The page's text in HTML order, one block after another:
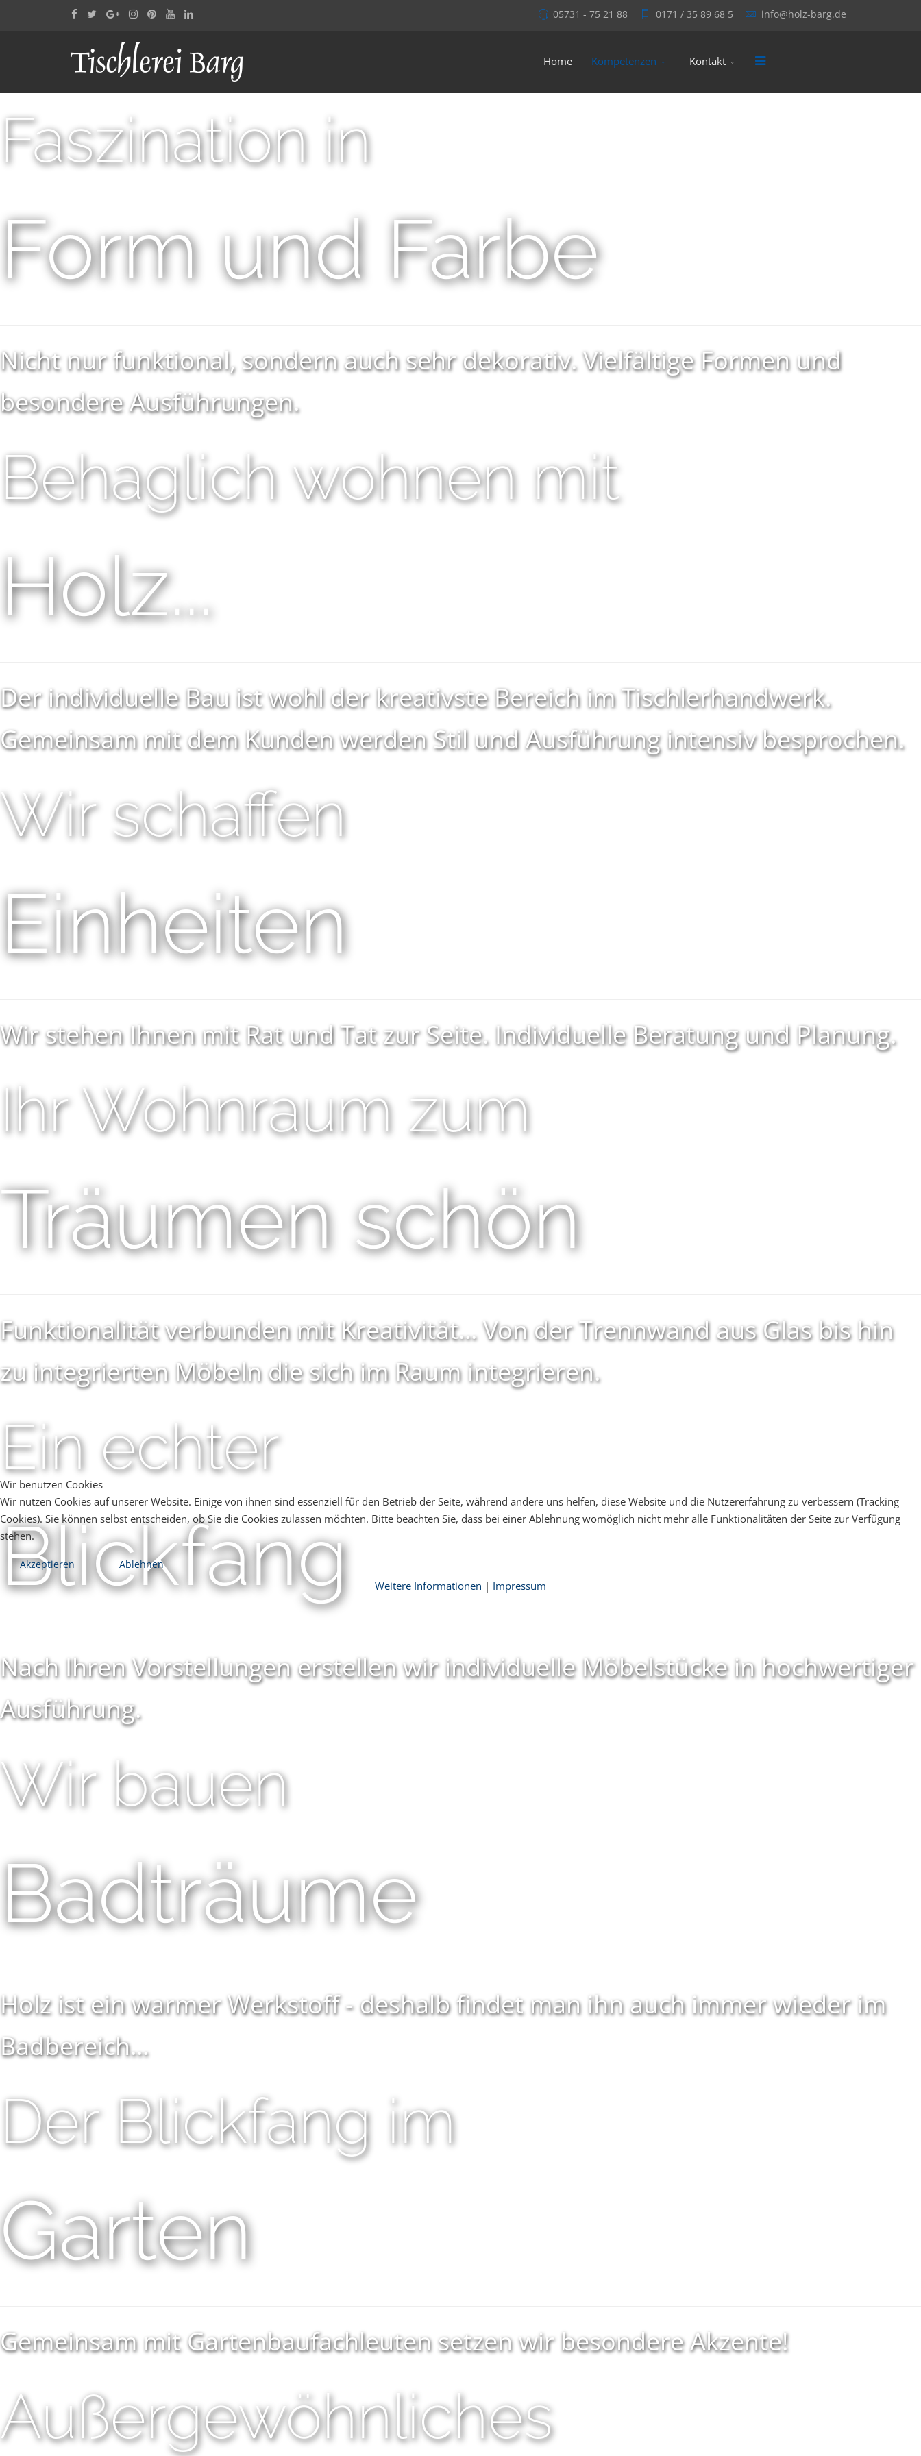
05731 - 75 21 88 0171 / 35 89 68 5 info@holz-barg.de
Home Kompetenzen Kontakt
Faszination in
Form und Farbe
Nicht nur funktional, sondern auch sehr dekorativ. Vielfältige Formen und
besondere Ausführungen.
Behaglich wohnen mit
Holz...
Der individuelle Bau ist wohl der kreativste Bereich im Tischlerhandwerk.
Gemeinsam mit dem Kunden werden Stil und Ausführung intensiv besprochen.
Wir schaffen
Einheiten
Wir stehen Ihnen mit Rat und Tat zur Seite. Individuelle Beratung und Planung.
Ihr Wohnraum zum
Träumen schön
Funktionalität verbunden mit Kreativität... Von der Trennwand aus Glas bis hin
zu integrierten Möbeln die sich im Raum integrieren.
Ein echter
Blickfang
Nach Ihren Vorstellungen erstellen wir individuelle Möbelstücke in hochwertiger
Ausführung.
Wir bauen
Badträume
Holz ist ein warmer Werkstoff - deshalb findet man ihn auch immer wieder im
Badbereich...
Der Blickfang im
Garten
Gemeinsam mit Gartenbaufachleuten setzen wir besondere Akzente!
Außergewöhnliches
Wir benutzen Cookies
Wir nutzen Cookies auf unserer Website. Einige von ihnen sind essenziell für den Betrieb der Seite, während andere uns helfen, diese Website und die Nutzererfahrung zu verbessern (Tracking
Cookies). Sie können selbst entscheiden, ob Sie die Cookies zulassen möchten. Bitte beachten Sie, dass bei einer Ablehnung womöglich nicht mehr alle Funktionalitäten der Seite zur Verfügung
stehen.
Akzeptieren Ablehnen
Weitere Informationen | Impressum